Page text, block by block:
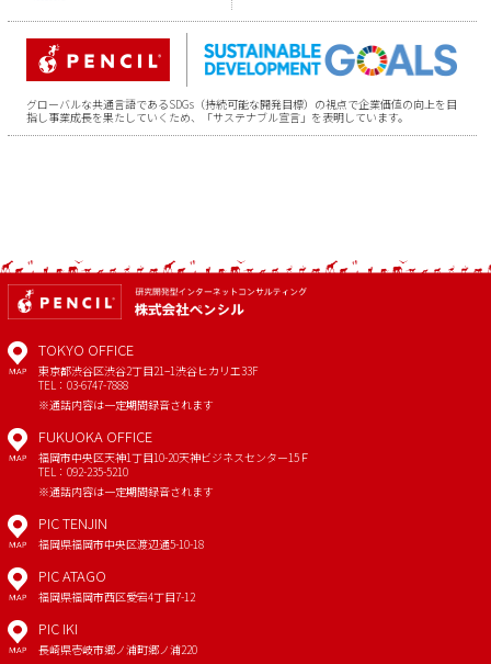
グローバルな共通言語であるSDGs（持続可能な開発目標）の視点で企業価値の向上を目
指し事業成長を果たしていくため、「サステナブル宣言」を表明しています。
MAP
TOKYO OFFICE
東京都渋谷区渋谷2丁目21−1渋谷ヒカリエ33F
TEL：03-6747-7888
※通話内容は一定期間録音されます
MAP
FUKUOKA OFFICE
福岡市中央区天神1丁目10-20天神ビジネスセンター15Ｆ
TEL：092-235-5210
※通話内容は一定期間録音されます
MAP
PIC TENJIN
福岡県福岡市中央区渡辺通5-10-18
MAP
PIC ATAGO
福岡県福岡市西区愛宕4丁目7-12
MAP
PIC IKI
長崎県壱岐市郷ノ浦町郷ノ浦220